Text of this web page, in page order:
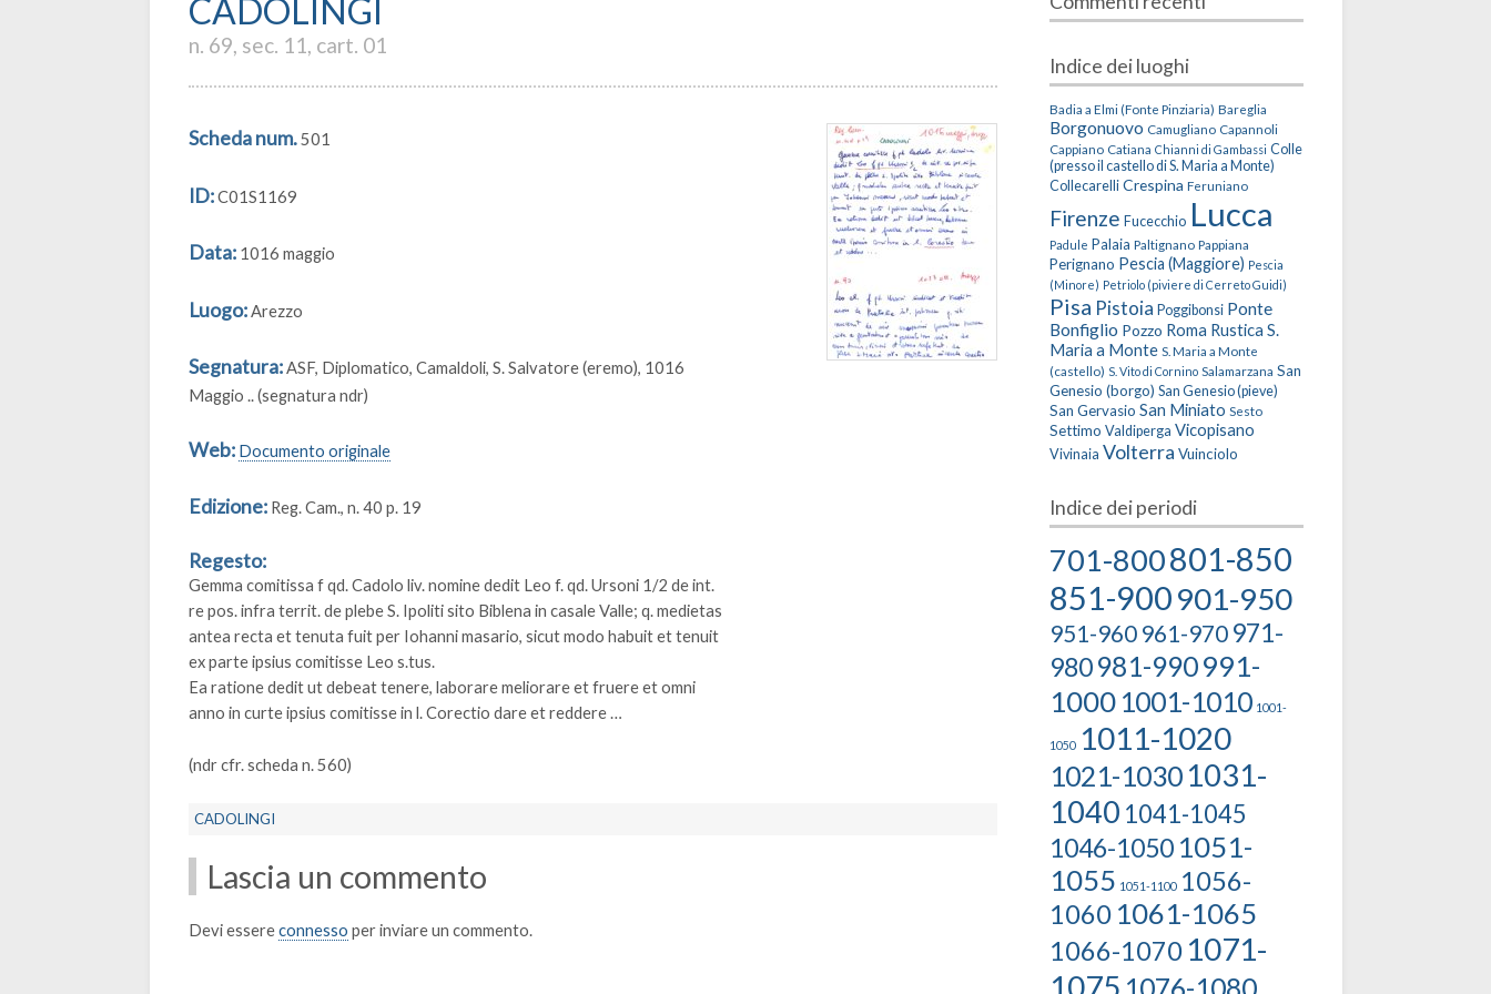
CADOLINGI
n. 69, sec. 11, cart. 01
Scheda num.501
ID:C01S1169
Data:1016 maggio
Luogo:Arezzo
Segnatura:ASF, Diplomatico, Camaldoli, S. Salvatore (eremo), 1016
Maggio .. (segnatura ndr)
Web: Documento originale
Edizione:Reg. Cam., n. 40 p. 19
Regesto:
Gemma comitissa f qd. Cadolo liv. nomine dedit Leo f. qd. Ursoni 1/2 de int.
re pos. infra territ. de plebe S. Ipoliti sito Biblena in casale Valle; q. medietas
antea recta et tenuta fuit per Iohanni masario, sicut modo habuit et tenuit
ex parte ipsius comitisse Leo s.tus.
Ea ratione dedit ut debeat tenere, laborare meliorare et fruere et omni
anno in curte ipsius comitisse in l. Corectio dare et reddere …
(ndr cfr. scheda n. 560)
CADOLINGI
Lascia un commento
Devi essereconnesso per inviare un commento.
Indice dei luoghi
Badia a Elmi (Fonte Pinziaria) Bareglia
Borgonuovo Camugliano Capannoli
Cappiano Catiana Chianni di Gambassi Colle
(presso il castello di S. Maria a Monte)
Collecarelli Crespina Feruniano
Firenze Fucecchio Lucca
Padule Palaia Paltignano Pappiana
Perignano Pescia (Maggiore) Pescia
(Minore) Petriolo (piviere di Cerreto Guidi)
Pisa Pistoia Poggibonsi Ponte
Bonfiglio Pozzo Roma Rustica S.
Maria a Monte S. Maria a Monte
(castello) S. Vito di Cornino Salamarzana San
Genesio (borgo) San Genesio (pieve)
San Gervasio San Miniato Sesto
Settimo Valdiperga Vicopisano
Vivinaia Volterra Vuinciolo
Indice dei periodi
701-800801-850
851-900901-950
951-960 961-970 971-
980981-990991-
1000 1001-1010 1001-
1050 1011-1020
1021-1030 1031-
1040 1041-1045
1046-1050 1051-
1055 1051-1100 1056-
1060 1061-1065
1066-1070 1071-